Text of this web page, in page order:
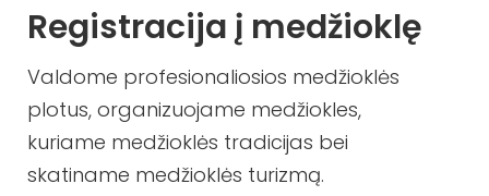
Registracija į medžioklę
Valdome profesionaliosios medžioklės
plotus, organizuojame medžiokles,
kuriame medžioklės tradicijas bei
skatiname medžioklės turizmą.